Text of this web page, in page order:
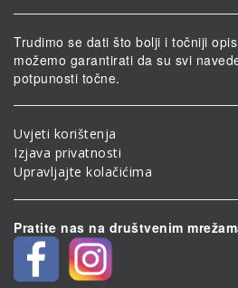
Trudimo se dati što bolji i točniji
možemo garantirati da su svi
potpunosti točne.
Uvjeti korištenja
Izjava privatnosti
Upravljajte kolačićima
Pratite nas na društvenim